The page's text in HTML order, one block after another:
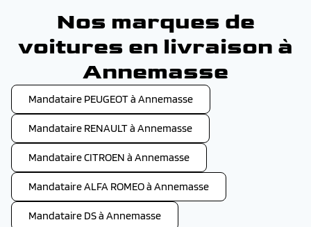
Nos marques de
voitures en livraison à
Annemasse
Mandataire PEUGEOT à Annemasse
Mandataire RENAULT à Annemasse
Mandataire CITROEN à Annemasse
Mandataire ALFA ROMEO à Annemasse
Mandataire DS à Annemasse